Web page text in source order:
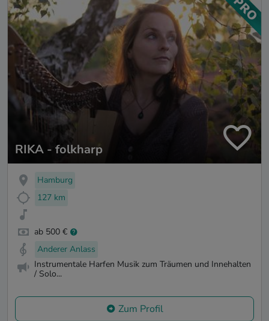
RIKA - folkharp
Hamburg
127 km
ab 500 €
Anderer Anlass
Instrumentale Harfen Musik zum Träumen und Innehalten
/ Solo...
Zum Profil